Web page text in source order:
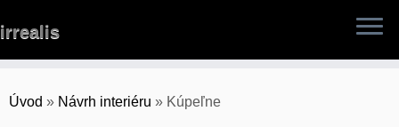
to
irrealis
Úvod » Návrh interiéru » Kúpeľne